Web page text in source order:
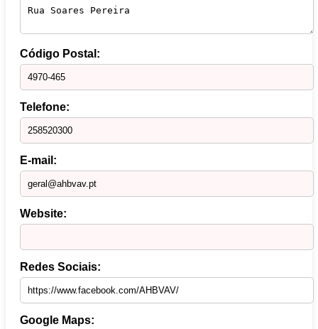
Código Postal:
Telefone:
E-mail:
Website:
Redes Sociais:
Google Maps: